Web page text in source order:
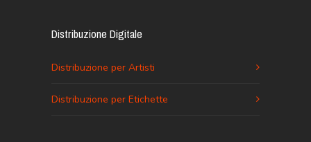
Distribuzione Digitale
Distribuzione per Artisti
Distribuzione per Etichette